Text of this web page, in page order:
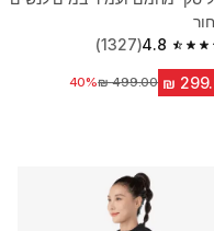
4.8
(1327)
מחיר לפני הנחה
40%